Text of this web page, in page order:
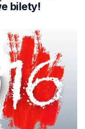
bilety!